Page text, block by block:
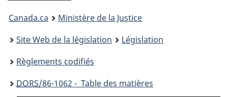
You
are
here:
Canada.ca
Ministère de la Justice
Site Web de la législation
Législation
Règlements codifiés
DORS/86-1062 - Table des matières